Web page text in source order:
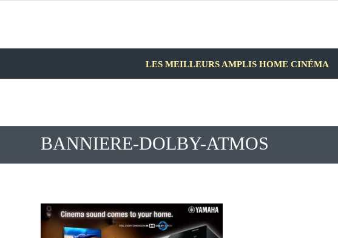
LES MEILLEURS AMPLIS HOME CINÉMA
BANNIERE-DOLBY-ATMOS